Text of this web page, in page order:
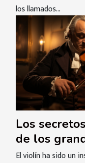
los llamados...
Los
de los
El violín ha sido un